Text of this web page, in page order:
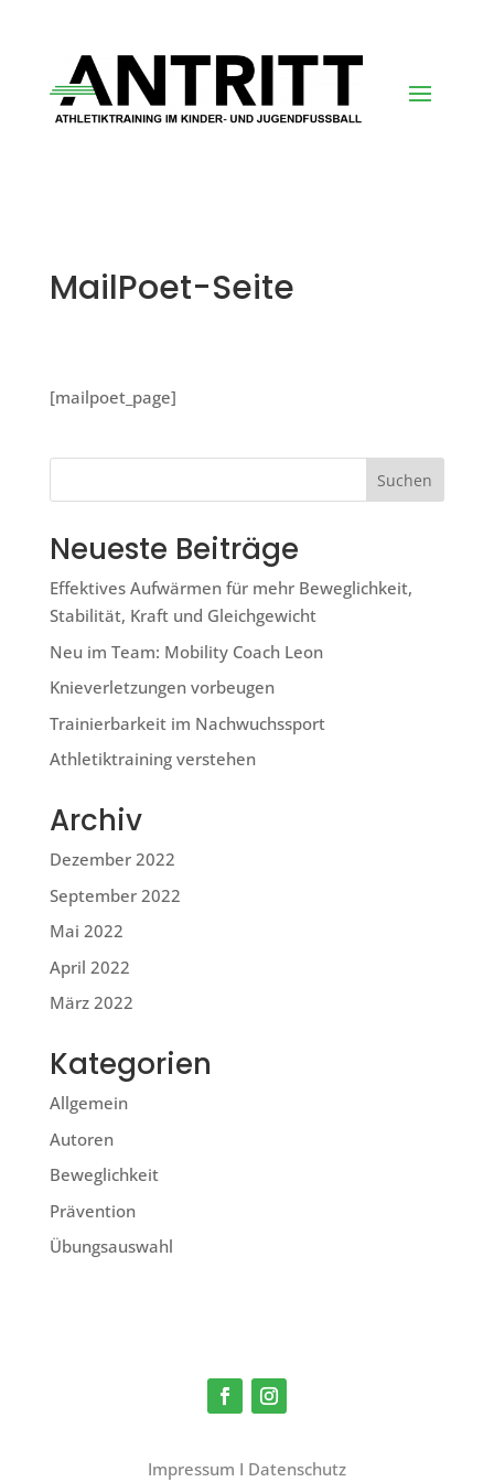
MailPoet-Seite
[mailpoet_page]
Suchen
Neueste Beiträge
Effektives Aufwärmen für mehr Beweglichkeit,
Stabilität, Kraft und Gleichgewicht
Neu im Team: Mobility Coach Leon
Knieverletzungen vorbeugen
Trainierbarkeit im Nachwuchssport
Athletiktraining verstehen
Archiv
Dezember 2022
September 2022
Mai 2022
April 2022
März 2022
Kategorien
Allgemein
Autoren
Beweglichkeit
Prävention
Übungsauswahl
Impressum I Datenschutz